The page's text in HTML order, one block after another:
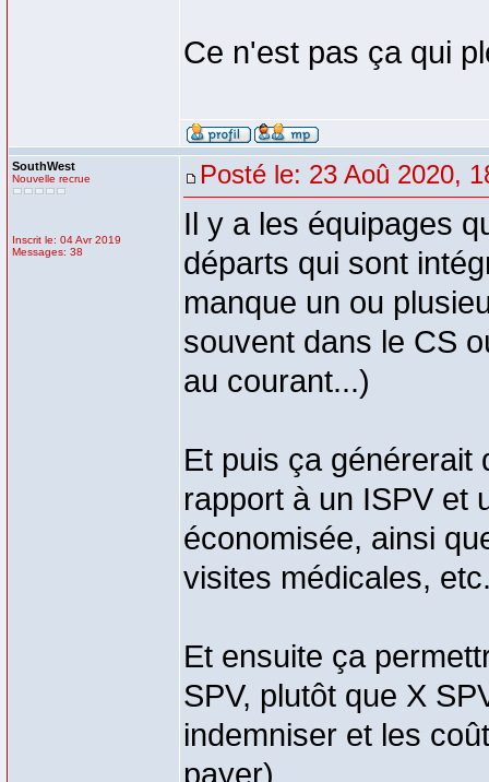
Ce n'est pas ça qui
SouthWest
Nouvelle recrue
Inscrit le: 04 Avr 2019
Messages: 38
Posté le: 23 Aoû 2020,
Il y a les équipages
départs qui sont
manque un ou
souvent dans le CS
au courant...)
Et puis ça générerait
rapport à un ISPV et
économisée, ainsi
visites médicales,
Et ensuite ça
SPV, plutôt que X
indemniser et les
payer).